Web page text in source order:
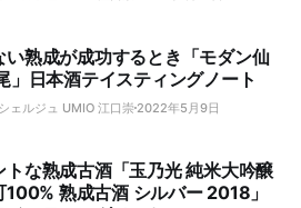
い熟成が成功するとき「モダン仙
」日本酒テイスティングノート
ェルジュ UMIO 江口崇 2022年5月9日
トな熟成古酒「玉乃光 純米大吟醸
100% 熟成古酒 シルバー 2018」